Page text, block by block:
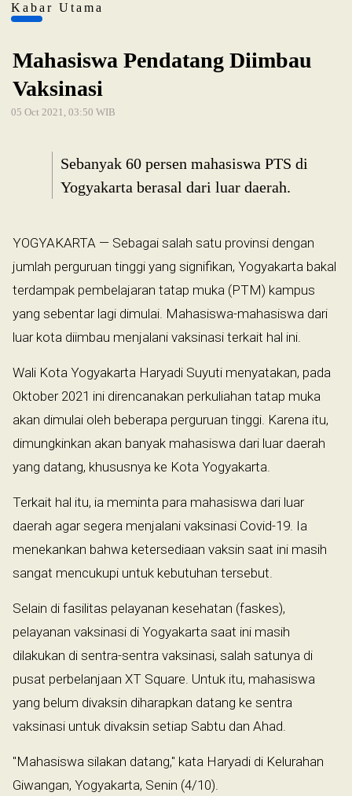
Kabar Utama
Mahasiswa Pendatang Diimbau
Vaksinasi
05 Oct 2021, 03:50 WIB
Sebanyak 60 persen mahasiswa PTS di
Yogyakarta berasal dari luar daerah.
YOGYAKARTA — Sebagai salah satu provinsi dengan
jumlah perguruan tinggi yang signifikan, Yogyakarta bakal
terdampak pembelajaran tatap muka (PTM) kampus
yang sebentar lagi dimulai. Mahasiswa-mahasiswa dari
luar kota diimbau menjalani vaksinasi terkait hal ini.
Wali Kota Yogyakarta Haryadi Suyuti menyatakan, pada
Oktober 2021 ini direncanakan perkuliahan tatap muka
akan dimulai oleh beberapa perguruan tinggi. Karena itu,
dimungkinkan akan banyak mahasiswa dari luar daerah
yang datang, khususnya ke Kota Yogyakarta.
Terkait hal itu, ia meminta para mahasiswa dari luar
daerah agar segera menjalani vaksinasi Covid-19. Ia
menekankan bahwa ketersediaan vaksin saat ini masih
sangat mencukupi untuk kebutuhan tersebut.
Selain di fasilitas pelayanan kesehatan (faskes),
pelayanan vaksinasi di Yogyakarta saat ini masih
dilakukan di sentra-sentra vaksinasi, salah satunya di
pusat perbelanjaan XT Square. Untuk itu, mahasiswa
yang belum divaksin diharapkan datang ke sentra
vaksinasi untuk divaksin setiap Sabtu dan Ahad.
"Mahasiswa silakan datang," kata Haryadi di Kelurahan
Giwangan, Yogyakarta, Senin (4/10).